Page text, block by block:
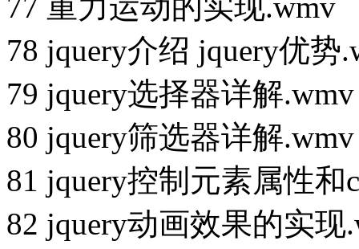
77 重力运动的实现.wmv
78 jquery介绍 jquery优势
79 jquery选择器详解.wmv
80 jquery筛选器详解.wmv
81 jquery控制元素属性和
82 jquery动画效果的实现